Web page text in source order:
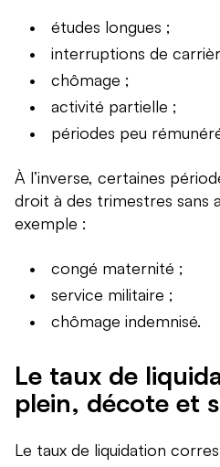
études longues ;
interruptions de
chômage ;
activité partielle ;
périodes peu
À l’inverse, certaines
droit à des trimestres sans
exemple :
congé maternité ;
service militaire ;
chômage indemnisé.
Le taux de
plein, décote et
Le taux de liquidation